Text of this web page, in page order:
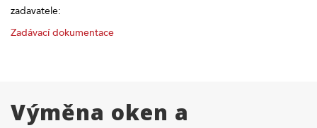
zadavatele:
Zadávací dokumentace
Výměna oken a